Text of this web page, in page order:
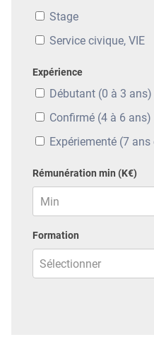
Stage
Service civique, VIE
Expérience
Débutant (0 à 3 ans)
Confirmé (4 à 6 ans)
Expériementé (7 ans
Rémunération min (K€)
Formation